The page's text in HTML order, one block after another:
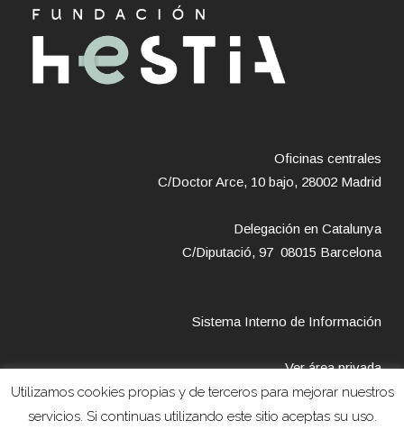
Oficinas centrales
C/Doctor Arce, 10 bajo, 28002 Madrid
Delegación en Catalunya
C/Diputació, 97 08015 Barcelona
Sistema Interno de Información
Ver área privada
Utilizamos cookies propias y de terceros para mejorar nuestros
servicios. Si continuas utilizando este sitio aceptas su uso.